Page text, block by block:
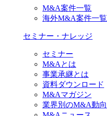
M&A案件一覧
海外M&A案件一覧
セミナー・ナレッジ
セミナー
M&Aとは
事業承継とは
資料ダウンロード
M&Aマガジン
業界別のM&A動向